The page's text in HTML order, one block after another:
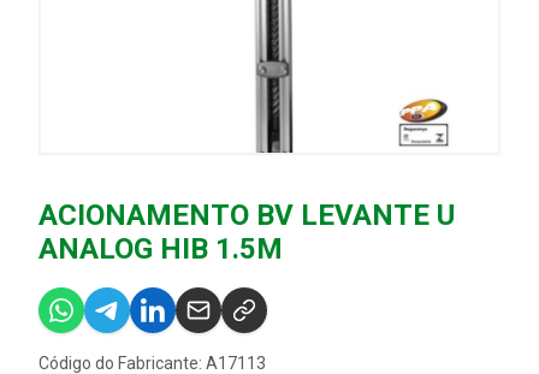
ACIONAMENTO BV LEVANTE U
ANALOG HIB 1.5M
Código do Fabricante: A17113